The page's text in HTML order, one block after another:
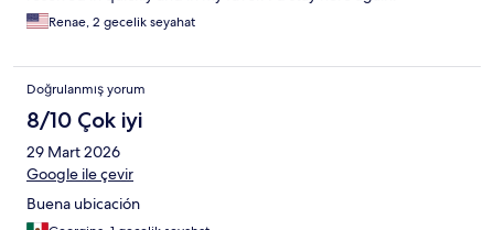
Renae, 2 gecelik seyahat
Doğrulanmış yorum
8/10 Çok iyi
29 Mart 2026
Google ile çevir
Buena ubicación